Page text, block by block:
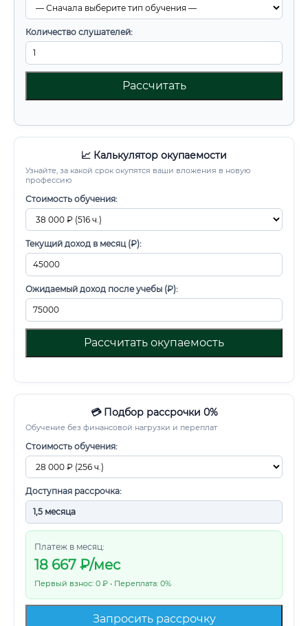
Количество слушателей:
Рассчитать
📈 Калькулятор окупаемости
Узнайте, за какой срок окупятся ваши вложения в новую
профессию
Стоимость обучения:
Текущий доход в месяц (₽):
Ожидаемый доход после учебы (₽):
Рассчитать окупаемость
💳 Подбор рассрочки 0%
Обучение без финансовой нагрузки и переплат
Стоимость обучения:
Доступная рассрочка:
Платеж в месяц:
18 667 ₽/мес
Первый взнос: 0 ₽ • Переплата: 0%
Запросить рассрочку